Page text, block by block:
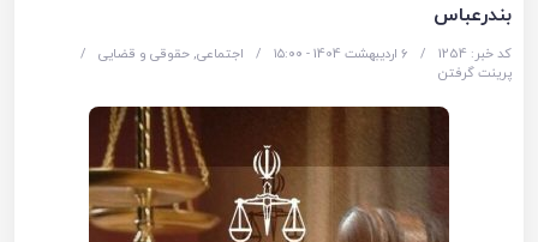
بندرعباس
کد خبر: 1254 / 6 اردیبهشت 1404 - ۱۵:۰۰ / اجتماعی, حقوقی و قضایی
/
پرینت گرفتن